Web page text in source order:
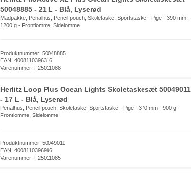
50048885 - 21 L - Blå, Lyserød
Madpakke, Penalhus, Pencil pouch, Skoletaske, Sportstaske - Pige - 390 mm -
1200 g - Frontlomme, Sidelomme
Produktnummer: 50048885
EAN: 4008110396316
Varenummer: F25011088
Herlitz Loop Plus Ocean Lights Skoletaskesæt 50049011
- 17 L - Blå, Lyserød
Penalhus, Pencil pouch, Skoletaske, Sportstaske - Pige - 370 mm - 900 g -
Frontlomme, Sidelomme
Produktnummer: 50049011
EAN: 4008110396996
Varenummer: F25011085